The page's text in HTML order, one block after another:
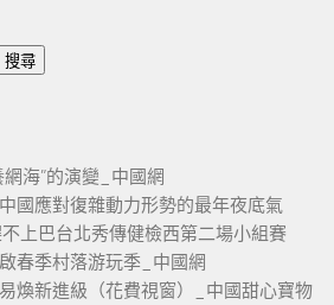
搜尋
海”的演變_中國網
國應對復雜動力形勢的最年夜底氣
上巴台北秀傳健檢西第二場小組賽
春季村落游玩季_中國網
煥新進級（花費視窗）_中國甜心寶物